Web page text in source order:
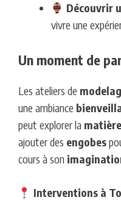
Découvrir
vivre une
Un moment de
Les ateliers de
une ambiance
peut explorer la matière
ajouter des engobes
cours à son
Interventions à